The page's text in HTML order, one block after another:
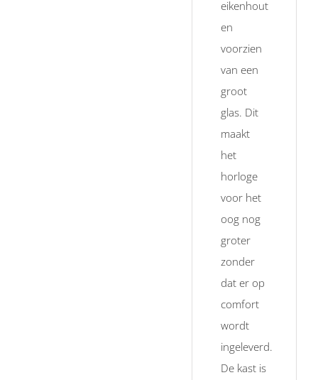
eikenhout
en
voorzien
van een
groot
glas. Dit
maakt
het
horloge
voor het
oog nog
groter
zonder
dat er op
comfort
wordt
ingeleverd.
De kast is